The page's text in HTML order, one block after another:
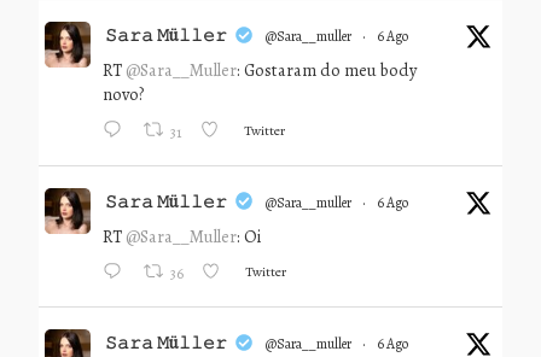
𝚂𝚊𝚛𝚊 𝙼ü𝚕𝚕𝚎𝚛 @sara__muller · 6 Ago
RT @Sara__Muller: Gostaram do meu body
novo?
31 Twitter
𝚂𝚊𝚛𝚊 𝙼ü𝚕𝚕𝚎𝚛 @sara__muller · 6 Ago
RT @Sara__Muller: Oi
36 Twitter
𝚂𝚊𝚛𝚊 𝙼ü𝚕𝚕𝚎𝚛 @sara__muller · 6 Ago